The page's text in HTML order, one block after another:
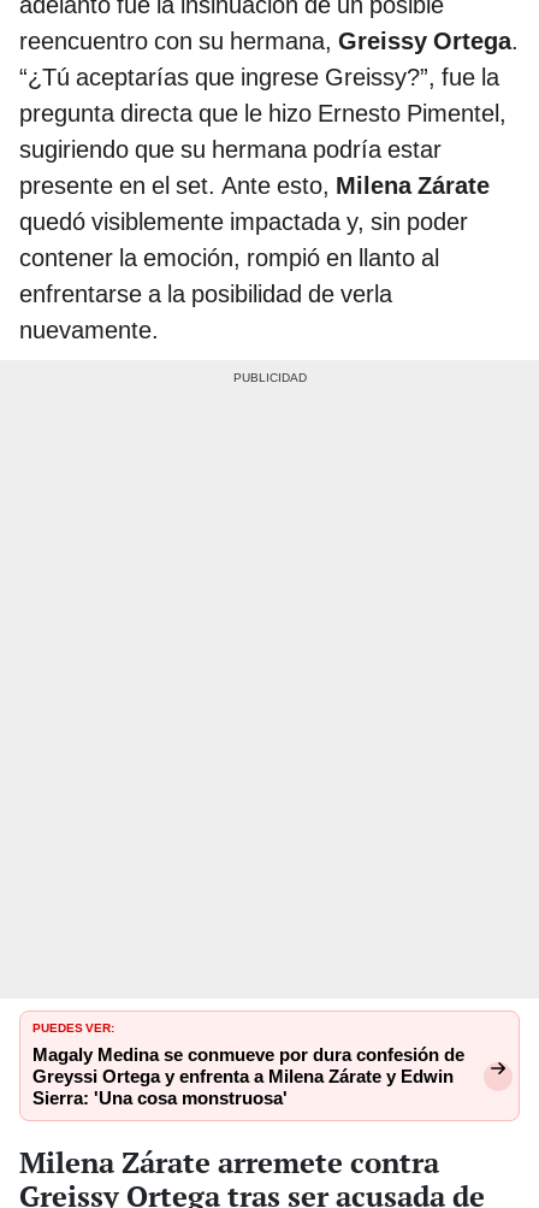
reencuentro con su hermana, Greissy Ortega.
“¿Tú aceptarías que ingrese Greissy?”, fue la
pregunta directa que le hizo Ernesto Pimentel,
sugiriendo que su hermana podría estar
presente en el set. Ante esto, Milena Zárate
quedó visiblemente impactada y, sin poder
contener la emoción, rompió en llanto al
enfrentarse a la posibilidad de verla
nuevamente.
PUEDES VER:
Magaly Medina se conmueve por dura confesión de
Greyssi Ortega y enfrenta a Milena Zárate y Edwin
Sierra: 'Una cosa monstruosa'
Milena Zárate arremete contra
Greissy Ortega tras ser acusada de